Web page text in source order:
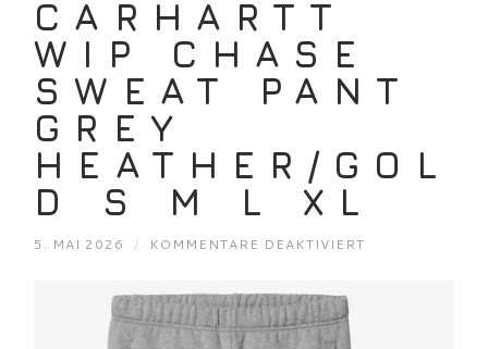
CARHARTT
WIP CHASE
SWEAT PANT
GREY
HEATHER/GOL
D S M L XL
5. MAI 2026 / KOMMENTARE DEAKTIVIERT